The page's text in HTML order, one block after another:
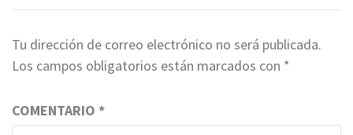
Tu dirección de correo electrónico no será publicada.
Los campos obligatorios están marcados con *
COMENTARIO *